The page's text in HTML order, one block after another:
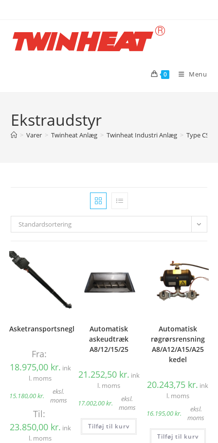
content
0 Menu
Ekstraudstyr
> Varer > Twinheat Anlæg > Twinheat Industri Anlæg > Type CSE
Standardsortering
Asketransportsnegl
Fra:
18.975,00 kr. ink
l. moms
15.180,00kr.
eksl.
moms
Til:
23.850,00 kr. ink
l. moms
Automatisk
askeudtræk
A8/12/15/25
21.252,50 kr. ink
l. moms
17.002,00kr.
eksl.
moms
Tilføj til kurv
Automatisk
røgrørsrensning
A8/A12/A15/A25
kedel
20.243,75 kr. ink
l. moms
16.195,00kr.
eksl.
moms
Tilføj til kurv